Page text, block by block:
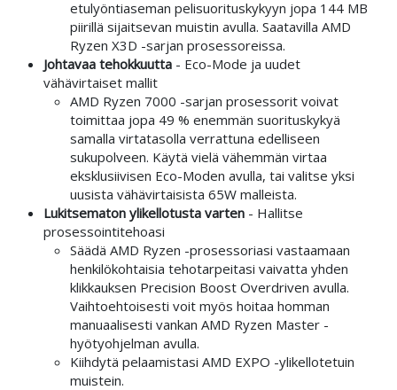
etulyöntiaseman pelisuorituskykyyn jopa 144 MB
piirillä sijaitsevan muistin avulla. Saatavilla AMD
Ryzen X3D -sarjan prosessoreissa.
Johtavaa tehokkuutta- Eco-Mode ja uudet
vähävirtaiset mallit
AMD Ryzen 7000 -sarjan prosessorit voivat
toimittaa jopa 49 % enemmän suorituskykyä
samalla virtatasolla verrattuna edelliseen
sukupolveen. Käytä vielä vähemmän virtaa
eksklusiivisen Eco-Moden avulla, tai valitse yksi
uusista vähävirtaisista 65W malleista.
Lukitsematon ylikellotusta varten- Hallitse
prosessointitehoasi
Säädä AMD Ryzen -prosessoriasi vastaamaan
henkilökohtaisia tehotarpeitasi vaivatta yhden
klikkauksen Precision Boost Overdriven avulla.
Vaihtoehtoisesti voit myös hoitaa homman
manuaalisesti vankan AMD Ryzen Master -
hyötyohjelman avulla.
Kiihdytä pelaamistasi AMD EXPO -ylikellotetuin
muistein.